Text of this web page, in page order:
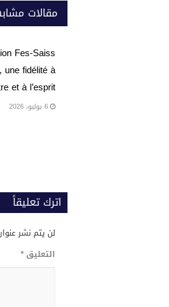
مقالات
Fes-Saiss
une fidélité à
et à l’esprit
6 يوليو، 2026
اترك تعليقاً
لن يتم نشر
التعليق *